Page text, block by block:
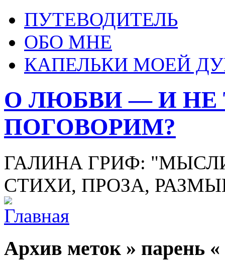
ПУТЕВОДИТЕЛЬ
ОБО МНЕ
КАПЕЛЬКИ МОЕЙ
О ЛЮБВИ — И НЕ
ПОГОВОРИМ?
ГАЛИНА ГРИФ:
СТИХИ, ПРОЗА,
Архив меток » парень «